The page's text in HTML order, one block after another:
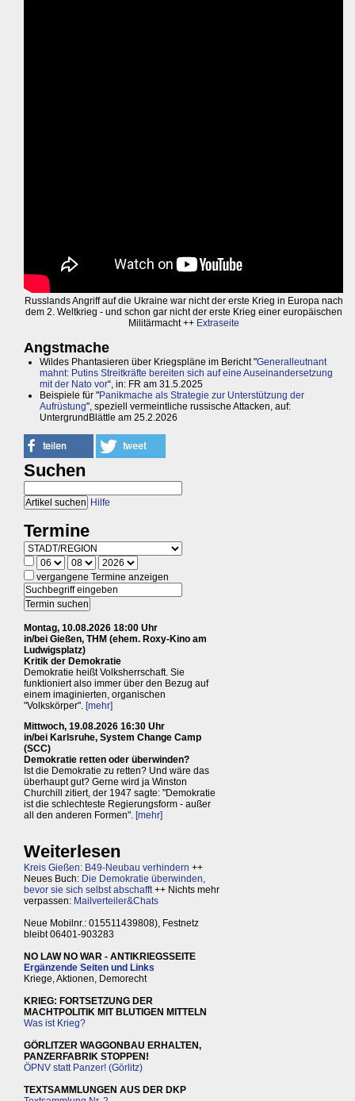
Russlands Angriff auf die Ukraine war nicht der erste Krieg in Europa nach
dem 2. Weltkrieg - und schon gar nicht der erste Krieg einer europäischen
Militärmacht ++ Extraseite
Angstmache
Wildes Phantasieren über Kriegspläne im Bericht "Generalleutnant
mahnt: Putins Streitkräfte bereiten sich auf eine Auseinandersetzung
mit der Nato vor“, in: FR am 31.5.2025
Beispiele für "Panikmache als Strategie zur Unterstützung der
Aufrüstung", speziell vermeintliche russische Attacken, auf:
UntergrundBlättle am 25.2.2026
Suchen
Hilfe
Termine
vergangene Termine anzeigen
Montag, 10.08.2026 18:00 Uhr
in/bei Gießen, THM (ehem. Roxy-Kino am
Ludwigsplatz)
Kritik der Demokratie
Demokratie heißt Volksherrschaft. Sie
funktioniert also immer über den Bezug auf
einem imaginierten, organischen
"Volkskörper". [mehr]
Mittwoch, 19.08.2026 16:30 Uhr
in/bei Karlsruhe, System Change Camp
(SCC)
Demokratie retten oder überwinden?
Ist die Demokratie zu retten? Und wäre das
überhaupt gut? Gerne wird ja Winston
Churchill zitiert, der 1947 sagte: "Demokratie
ist die schlechteste Regierungsform - außer
all den anderen Formen". [mehr]
Weiterlesen
Kreis Gießen: B49-Neubau verhindern ++
Neues Buch: Die Demokratie überwinden,
bevor sie sich selbst abschafft++ Nichts mehr
verpassen: Mailverteiler&Chats
Neue Mobilnr.: 015511439808), Festnetz
bleibt 06401-903283
NO LAW NO WAR - ANTIKRIEGSSEITE
Ergänzende Seiten und Links
Kriege, Aktionen, Demorecht
KRIEG: FORTSETZUNG DER
MACHTPOLITIK MIT BLUTIGEN MITTELN
Was ist Krieg?
GÖRLITZER WAGGONBAU ERHALTEN,
PANZERFABRIK STOPPEN!
ÖPNV statt Panzer! (Görlitz)
TEXTSAMMLUNGEN AUS DER DKP